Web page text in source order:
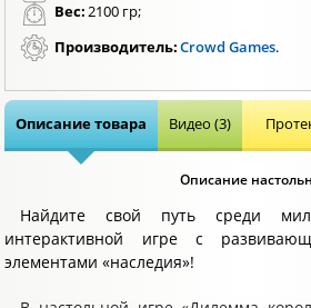
Вес:2100 гр;
Производитель:Crowd Games.
Описание товара Видео (3)
Описание
Найдите свой путь среди
интерактивной игре с
элементами «наследия»!